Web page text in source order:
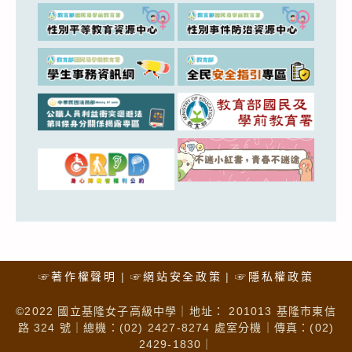
☞著作權聲明 ☞網站安全政策 ☞隱私權政策
©2022 國立基隆女子高級中學｜地址： 201013 基隆市東信
路 324 號｜總機：(02) 2427-8274 處室分機｜傳真：(02)
2429-1830｜